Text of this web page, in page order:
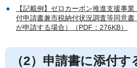
【記載例】ゼロカーボン推進支援事
付申請書兼市税納付状況調査等同意
が申請する場合）（PDF：276KB）
（2）申請書に添付す